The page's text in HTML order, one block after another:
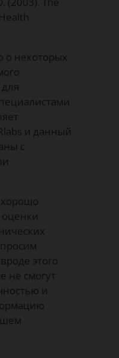
о некоторых
и данный
с
этого
не смогут
и